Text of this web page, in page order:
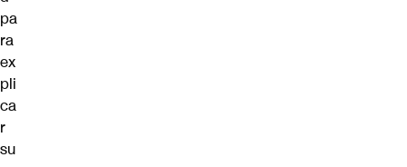
pa
ra
ex
pli
ca
r
su